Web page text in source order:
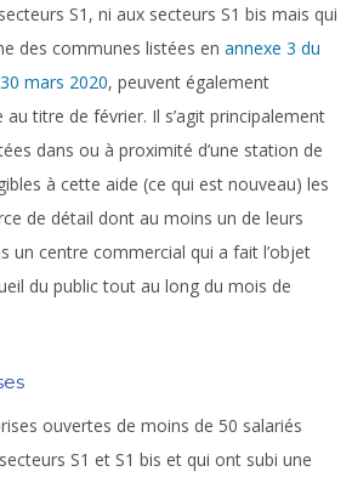
S1, ni aux secteurs S1 bis mais qui
des communes listées en annexe 3 du
mars 2020, peuvent également
titre de février. Il s’agit principalement
dans ou à proximité d’une station de
à cette aide (ce qui est nouveau) les
de détail dont au moins un de leurs
un centre commercial qui a fait l’objet
du public tout au long du mois de
ouvertes de moins de 50 salariés
S1 et S1 bis et qui ont subi une